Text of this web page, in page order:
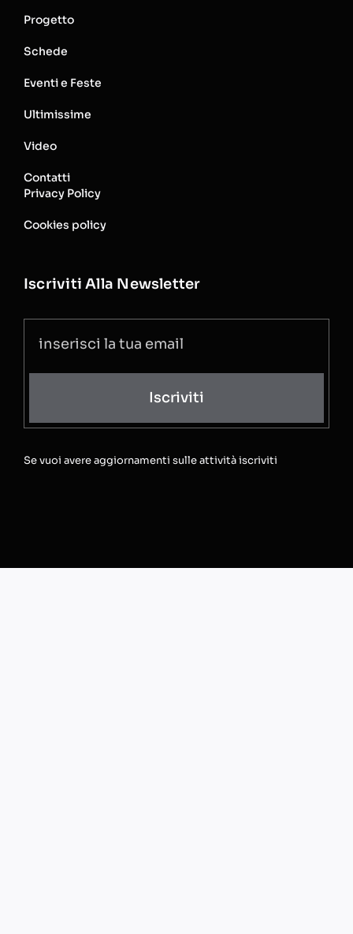
Progetto
Schede
Eventi e Feste
Ultimissime
Video
Contatti
Privacy Policy
Cookies policy
Iscriviti Alla Newsletter
Iscriviti
Se vuoi avere aggiornamenti sulle attività iscriviti